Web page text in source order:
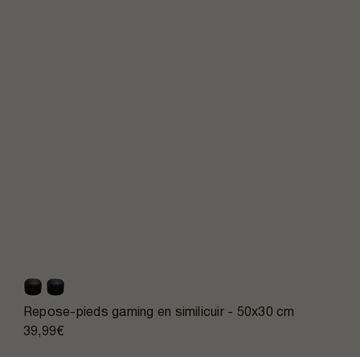
Repose-pieds gaming en similicuir - 50x30 cm
39,99€